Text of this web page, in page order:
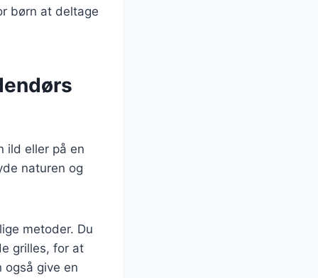
børn at deltage
ild eller på en
naturen og
metoder. Du
grilles, for at
give en